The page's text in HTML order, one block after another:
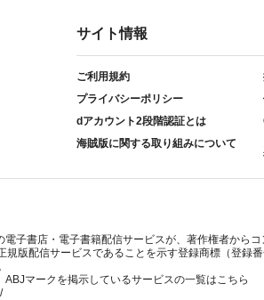
サイト情報
ご利用規約
プライバシーポリシー
dアカウント2段階認証とは
海賊版に関する取り組みについて
電子書店・電子書籍配信サービスが、著作権者からコ
規版配信サービスであることを示す登録商標（登録
ABJマークを掲示しているサービスの一覧はこちら